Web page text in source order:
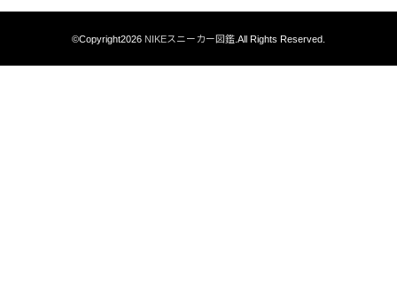
©Copyright2026 NIKEスニーカー図鑑.All Rights Reserved.